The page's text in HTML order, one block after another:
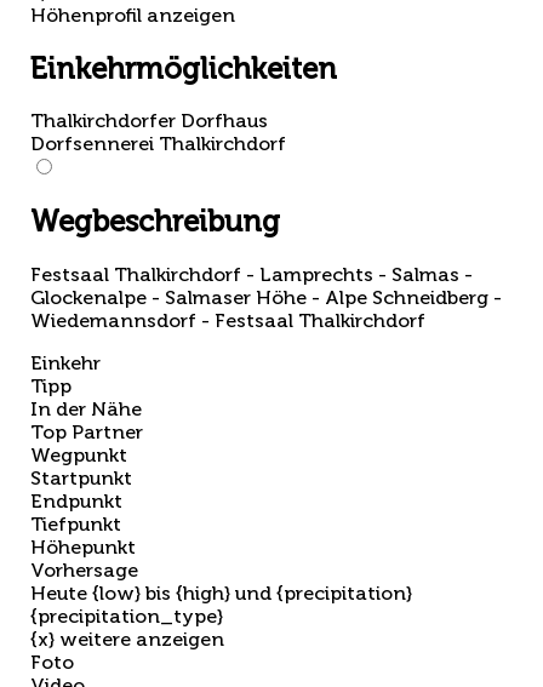
Höhenprofil anzeigen
Einkehrmöglichkeiten
Thalkirchdorfer Dorfhaus
Dorfsennerei Thalkirchdorf
Wegbeschreibung
Festsaal Thalkirchdorf - Lamprechts - Salmas -
Glockenalpe - Salmaser Höhe - Alpe Schneidberg -
Wiedemannsdorf - Festsaal Thalkirchdorf
Einkehr
Tipp
In der Nähe
Top Partner
Wegpunkt
Startpunkt
Endpunkt
Tiefpunkt
Höhepunkt
Vorhersage
Heute {low} bis {high} und {precipitation}
{precipitation_type}
{x} weitere anzeigen
Foto